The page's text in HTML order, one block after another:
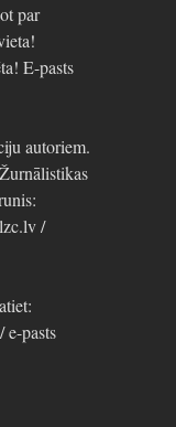
par
E-pasts
autoriem.
/
pasts